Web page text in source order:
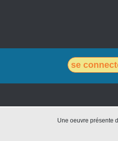
se
Une oeuvre présente